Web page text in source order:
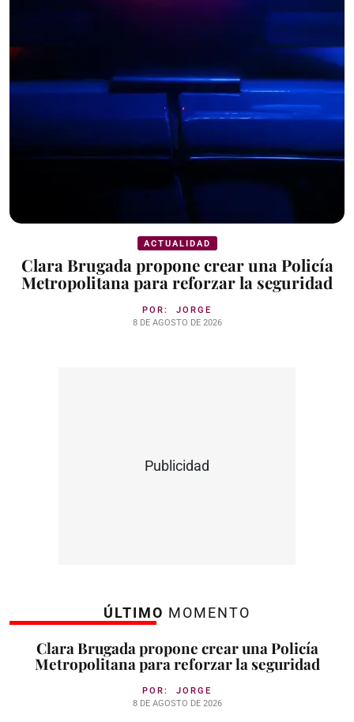
ACTUALIDAD
Clara Brugada propone crear una Policía
Metropolitana para reforzar la seguridad
POR: JORGE
8 DE AGOSTO DE 2026
Publicidad
ÚLTIMO MOMENTO
Clara Brugada propone crear una Policía
Metropolitana para reforzar la seguridad
POR: JORGE
8 DE AGOSTO DE 2026